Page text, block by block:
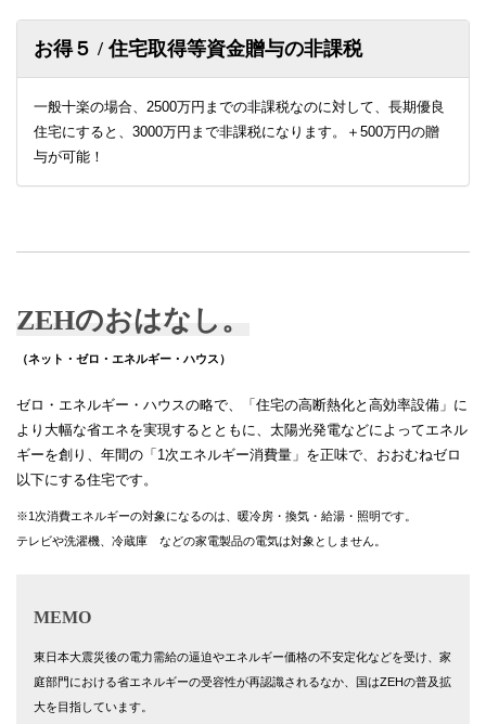
お得５ / 住宅取得等資金贈与の非課税
一般十楽の場合、2500万円までの非課税なのに対して、長期優良
住宅にすると、3000万円まで非課税になります。＋500万円の贈
与が可能！
ZEHのおはなし。
（ネット・ゼロ・エネルギー・ハウス）
ゼロ・エネルギー・ハウスの略で、「住宅の高断熱化と高効率設備」に
より大幅な省エネを実現するとともに、太陽光発電などによってエネル
ギーを創り、年間の「1次エネルギー消費量」を正味で、おおむねゼロ
以下にする住宅です。
※1次消費エネルギーの対象になるのは、暖冷房・換気・給湯・照明です。
テレビや洗濯機、冷蔵庫 などの家電製品の電気は対象としません。
MEMO
東日本大震災後の電力需給の逼迫やエネルギー価格の不安定化などを受け、家
庭部門における省エネルギーの受容性が再認識されるなか、国はZEHの普及拡
大を目指しています。